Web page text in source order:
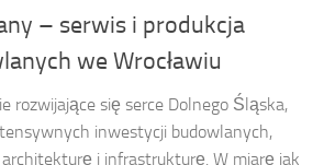
– serwis i produkcja
we Wrocławiu
rozwijające się serce Dolnego Śląska,
inwestycji budowlanych,
i infrastrukturę. W miarę jak